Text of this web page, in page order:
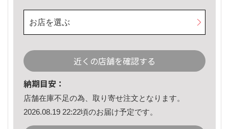
お店を選ぶ
近くの店舗を確認する
納期目安：
店舗在庫不足の為、取り寄せ注文となります。
2026.08.19 22:22頃のお届け予定です。